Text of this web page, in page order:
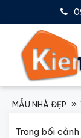
MẪU NHÀ ĐẸP
Trong bối